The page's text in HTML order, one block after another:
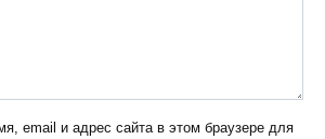
email и адрес сайта в этом браузере для